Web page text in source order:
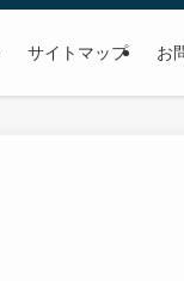
サイトマップ お